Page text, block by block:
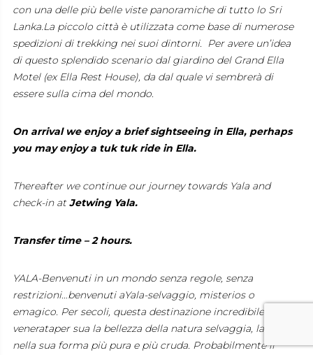
con una delle più belle viste panoramiche di tutto lo Sri
Lanka.La piccolo città è utilizzata come base di numerose
spedizioni di trekking nei suoi dintorni. Per avere un’idea
di questo splendido scenario dal giardino del Grand Ella
Motel (ex Ella Rest House), da dal quale vi sembrerà di
essere sulla cima del mondo.
On arrival we enjoy a brief sightseeing in Ella, perhaps
you may enjoy a tuk tuk ride in Ella.
Thereafter we continue our journey towards Yala and
check-in atJetwing Yala.
Transfer time – 2 hours.
YALA-Benvenuti in un mondo senza regole, senza
restrizioni…benvenuti aYala-selvaggio, misterios o
emagico. Per secoli, questa destinazione incredibile è stata
venerataper sua la bellezza della natura selvaggia, la natura
nella sua forma più pura e più cruda. Probabilmente il